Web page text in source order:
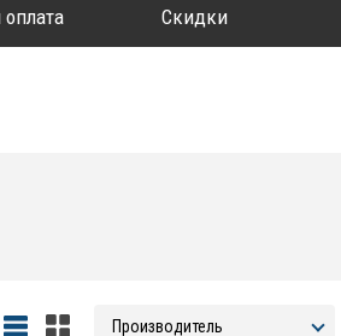
Скидки